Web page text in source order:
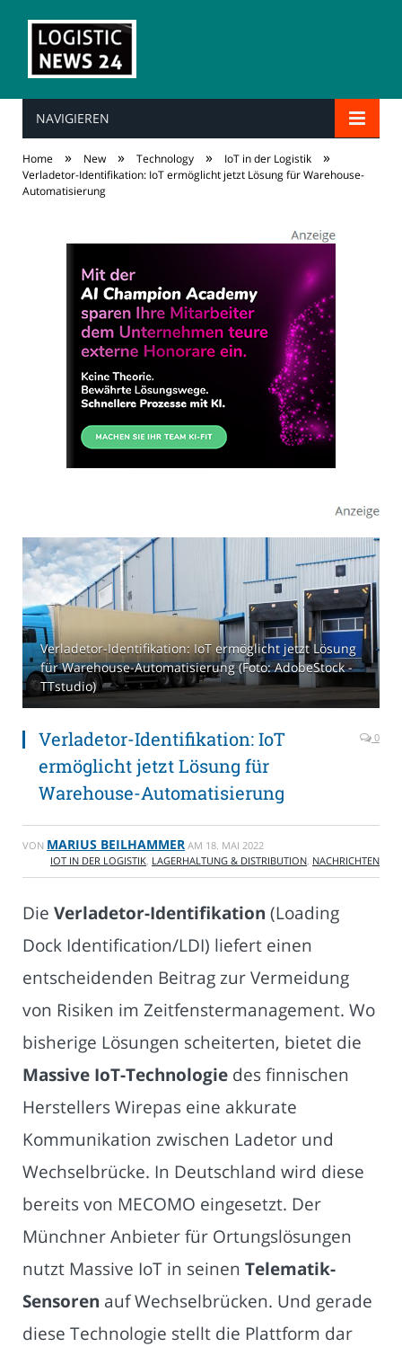
NAVIGIEREN
Home » New » Technology » IoT in der Logistik »
Verladetor-Identifikation: IoT ermöglicht jetzt Lösung für Warehouse-
Automatisierung
Verladetor-Identifikation: IoT ermöglicht jetzt Lösung
für Warehouse-Automatisierung (Foto: AdobeStock -
TTstudio)
Verladetor-Identifikation: IoT
ermöglicht jetzt Lösung für
Warehouse-Automatisierung
0
VON MARIUS BEILHAMMER AM 18. MAI 2022
IOT IN DER LOGISTIK, LAGERHALTUNG & DISTRIBUTION, NACHRICHTEN
Die Verladetor-Identifikation (Loading
Dock Identification/LDI) liefert einen
entscheidenden Beitrag zur Vermeidung
von Risiken im Zeitfenstermanagement. Wo
bisherige Lösungen scheiterten, bietet die
Massive IoT-Technologie des finnischen
Herstellers Wirepas eine akkurate
Kommunikation zwischen Ladetor und
Wechselbrücke. In Deutschland wird diese
bereits von MECOMO eingesetzt. Der
Münchner Anbieter für Ortungslösungen
nutzt Massive IoT in seinen Telematik-
Sensoren auf Wechselbrücken. Und gerade
diese Technologie stellt die Plattform dar